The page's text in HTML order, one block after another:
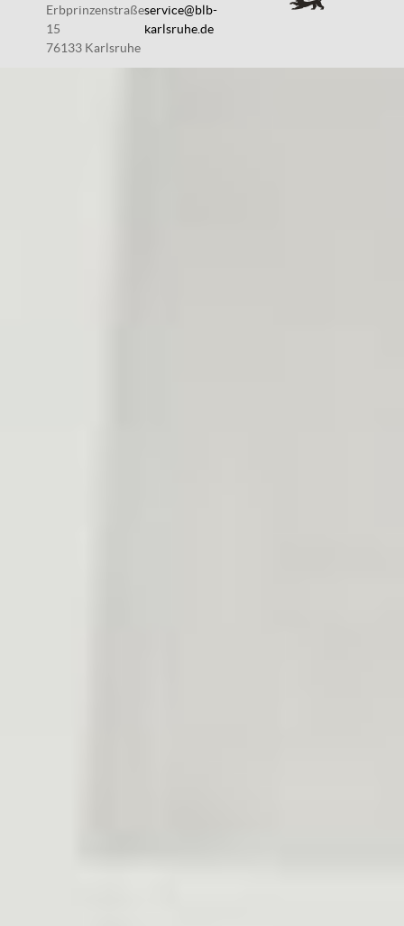
Erbprinzenstraße
15
76133 Karlsruhe
service@blb-
karlsruhe.de